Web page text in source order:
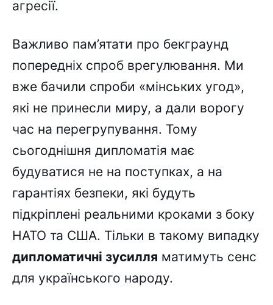
агресії.
Важливо пам’ятати про бекграунд
попередніх спроб врегулювання. Ми
вже бачили спроби «мінських угод»,
які не принесли миру, а дали ворогу
час на перегрупування. Тому
сьогоднішня дипломатія має
будуватися не на поступках, а на
гарантіях безпеки, які будуть
підкріплені реальними кроками з боку
НАТО та США. Тільки в такому випадку
дипломатичні зусилля матимуть сенс
для українського народу.